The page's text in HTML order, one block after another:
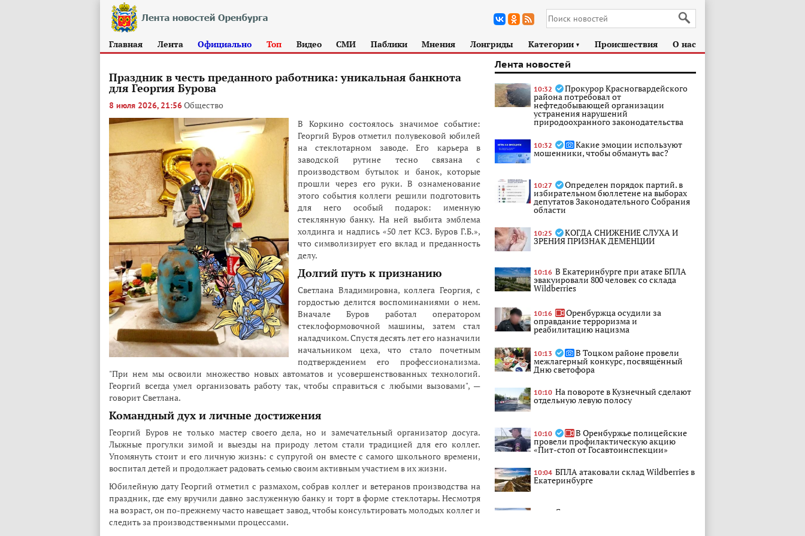
Главная Лента Официально Топ Видео СМИ Паблики Мнения Лонгриды Категории ► Происшествия О нас
Праздник в честь преданного работника: уникальная банкнота
для Георгия Бурова
8 июля 2026, 21:56Общество
В Коркино состоялось значимое событие:
Георгий Буров отметил полувековой юбилей
на стеклотарном заводе. Его карьера в
заводской рутине тесно связана с
производством бутылок и банок, которые
прошли через его руки. В ознаменование
этого события коллеги решили подготовить
для него особый подарок: именную
стеклянную банку. На ней выбита эмблема
холдинга и надпись «50 лет КСЗ. Буров Г.Б.»,
что символизирует его вклад и преданность
делу.
Долгий путь к признанию
Светлана Владимировна, коллега Георгия, с
гордостью делится воспоминаниями о нем.
Вначале Буров работал оператором
стеклоформовочной машины, затем стал
наладчиком. Спустя десять лет его назначили
начальником цеха, что стало почетным
подтверждением его профессионализма.
"При нем мы освоили множество новых автоматов и усовершенствованных технологий.
Георгий всегда умел организовать работу так, чтобы справиться с любыми вызовами", —
говорит Светлана.
Командный дух и личные достижения
Георгий Буров не только мастер своего дела, но и замечательный организатор досуга.
Лыжные прогулки зимой и выезды на природу летом стали традицией для его коллег.
Упомянуть стоит и его личную жизнь: с супругой он вместе с самого школьного времени,
воспитал детей и продолжает радовать семью своим активным участием в их жизни.
Юбилейную дату Георгий отметил с размахом, собрав коллег и ветеранов производства на
праздник, где ему вручили давно заслуженную банку и торт в форме стеклотары. Несмотря
на возраст, он по-прежнему часто навещает завод, чтобы консультировать молодых коллег и
следить за производственными процессами.
Лента новостей
10:32 Прокурор Красногвардейского
района потребовал от
нефтедобывающей организации
устранения нарушений
природоохранного законодательства
10:32 Какие эмоции используют
мошенники, чтобы обмануть вас?
10:27 Определен порядок партий. в
избирательном бюллетене на выборах
депутатов Законодательного Собрания
области
10:25 КОГДА СНИЖЕНИЕ СЛУХА И
ЗРЕНИЯ ПРИЗНАК ДЕМЕНЦИИ
10:16 В Екатеринбурге при атаке БПЛА
эвакуировали 800 человек со склада
Wildberries
10:16 Оренбуржца осудили за
оправдание терроризма и
реабилитацию нацизма
10:13 В Тоцком районе провели
межлагерный конкурс, посвящённый
Дню светофора
10:10 На повороте в Кузнечный сделают
отдельную левую полосу
10:10 В Оренбуржье полицейские
провели профилактическую акцию
«Пит-стоп от Госавтоинспекции»
10:04 БПЛА атаковали склад Wildberries в
Екатеринбурге
Своевременное реагирование на